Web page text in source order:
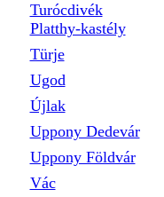
Turócdivék
Platthy-kastély
Türje
Ugod
Újlak
Uppony Dedevár
Uppony Földvár
Vác